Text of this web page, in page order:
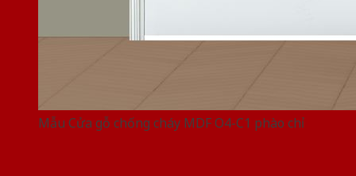
Mẫu Cửa gỗ chống cháy MDF O4-C1 phào chỉ